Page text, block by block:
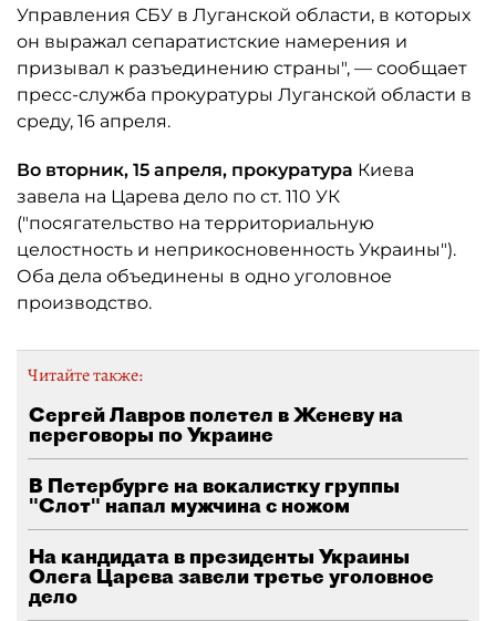
Управления СБУ в Луганской области, в которых
он выражал сепаратистские намерения и
призывал к разъединению страны", — сообщает
пресс-служба прокуратуры Луганской области в
среду, 16 апреля.
Во вторник, 15 апреля, прокуратура Киева
завела на Царева дело по ст. 110 УК
("посягательство на территориальную
целостность и неприкосновенность Украины").
Оба дела объединены в одно уголовное
производство.
Читайте также:
Сергей Лавров полетел в Женеву на
переговоры по Украине
В Петербурге на вокалистку группы
"Слот" напал мужчина с ножом
На кандидата в президенты Украины
Олега Царева завели третье уголовное
дело